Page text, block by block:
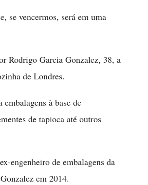
se vencermos, será em uma
Rodrigo Garcia Gonzalez, 38, a
de Londres.
à base de
de tapioca até outros
engenheiro de embalagens da
em 2014.